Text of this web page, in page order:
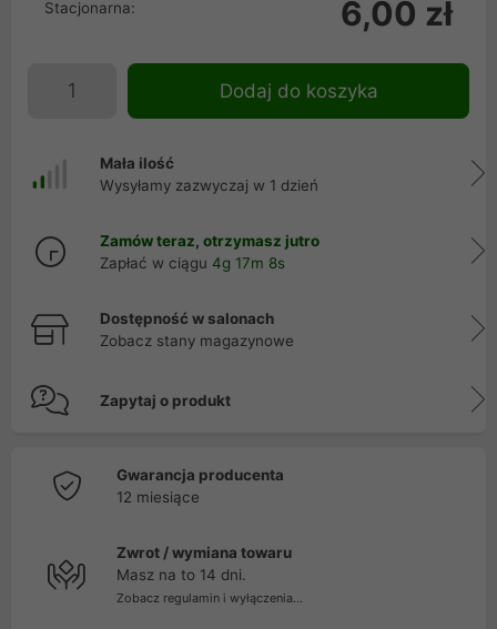
Stacjonarna: 6,00 zł
Dodaj do koszyka
Mała ilość
Wysyłamy zazwyczaj w 1 dzień
Zamów teraz, otrzymasz jutro
Zapłać w ciągu 4g 17m 8s
Dostępność w salonach
Zobacz stany magazynowe
Zapytaj o produkt
Gwarancja producenta
12 miesiące
Zwrot / wymiana towaru
Masz na to 14 dni.
Zobacz regulamin i wyłączenia...